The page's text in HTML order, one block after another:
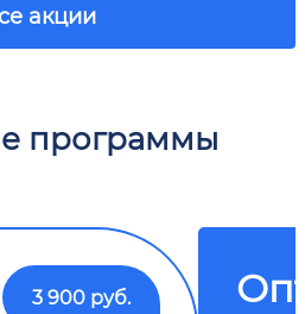
акции
программы
3 900 руб.